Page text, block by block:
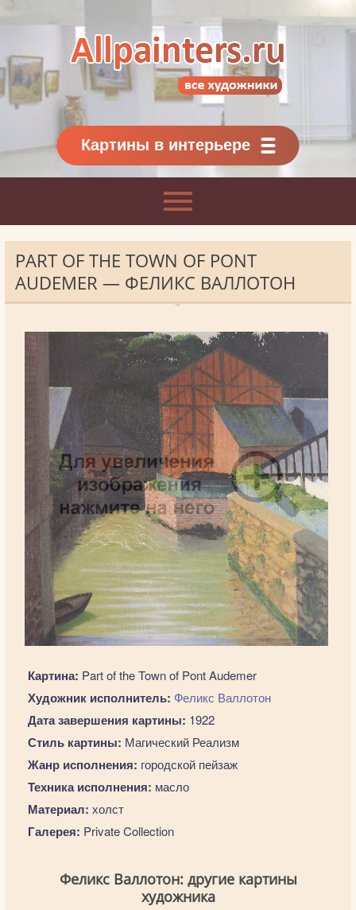
Картины классиков
и современников
Картины в интерьере
PART OF THE TOWN OF PONT
AUDEMER — ФЕЛИКС ВАЛЛОТОН
Картина: Part of the Town of Pont Audemer
Художник исполнитель: Феликс Валлотон
Дата завершения картины: 1922
Стиль картины: Магический Реализм
Жанр исполнения: городской пейзаж
Техника исполнения: масло
Материал: холст
Галерея: Private Collection
Феликс Валлотон: другие картины
художника